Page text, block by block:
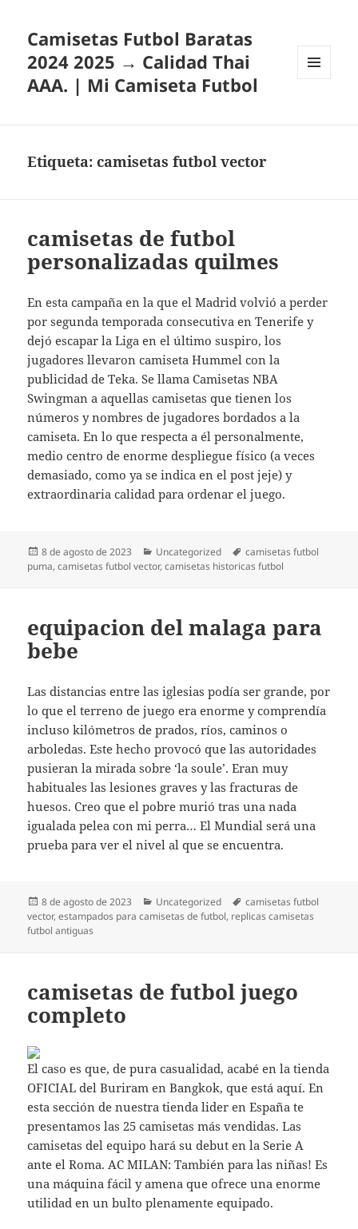
Camisetas Futbol Baratas
2024 2025 → Calidad Thai
AAA. | Mi Camiseta Futbol
Etiqueta:camisetas futbol vector
camisetas de futbol
personalizadas quilmes
En esta campaña en la que el Madrid volvió a perder
por segunda temporada consecutiva en Tenerife y
dejó escapar la Liga en el último suspiro, los
jugadores llevaron camiseta Hummel con la
publicidad de Teka. Se llama Camisetas NBA
Swingman a aquellas camisetas que tienen los
números y nombres de jugadores bordados a la
camiseta. En lo que respecta a él personalmente,
medio centro de enorme despliegue físico (a veces
demasiado, como ya se indica en el post jeje) y
extraordinaria calidad para ordenar el juego.
Publicado
el
8 de agosto de 2023 Categorías
Uncategorized Etiquetas
camisetas futbol
puma,camisetas futbol vector,camisetas historicas futbol
equipacion del malaga para
bebe
Las distancias entre las iglesias podía ser grande, por
lo que el terreno de juego era enorme y comprendía
incluso kilómetros de prados, ríos, caminos o
arboledas. Este hecho provocó que las autoridades
pusieran la mirada sobre ‘la soule’. Eran muy
habituales las lesiones graves y las fracturas de
huesos. Creo que el pobre murió tras una nada
igualada pelea con mi perra… El Mundial será una
prueba para ver el nivel al que se encuentra.
Publicado
el
8 de agosto de 2023 Categorías
Uncategorized Etiquetas
camisetas futbol
vector,estampados para camisetas de futbol, replicas camisetas
futbol antiguas
camisetas de futbol juego
completo
El caso es que, de pura casualidad, acabé en la tienda
OFICIAL del Buriram en Bangkok, que está aquí. En
esta sección de nuestra tienda lider en España te
presentamos las 25 camisetas más vendidas. Las
camisetas del equipo hará su debut en la Serie A
ante el Roma. AC MILAN: También para las niñas! Es
una máquina fácil y amena que ofrece una enorme
utilidad en un bulto plenamente equipado.